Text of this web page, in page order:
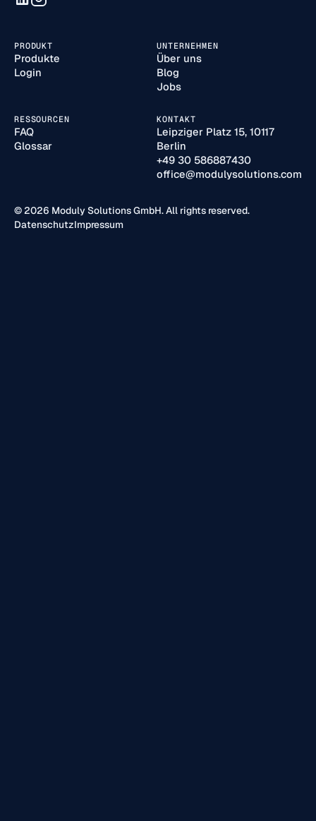
PRODUKT
Produkte
Login
UNTERNEHMEN
Über uns
Blog
Jobs
RESSOURCEN
FAQ
Glossar
KONTAKT
Leipziger Platz 15, 10117
Berlin
+49 30 586887430
office@modulysolutions.com
© 2026 Moduly Solutions GmbH. All rights reserved.
DatenschutzImpressum